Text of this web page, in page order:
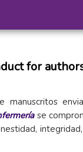
for
manuscritos
se